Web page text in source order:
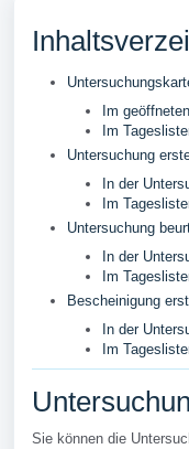
Im
Im
Untersuchung
In der
Im
Untersuchung
In der
Im
Bescheinigung
In der
Im
Sie können die